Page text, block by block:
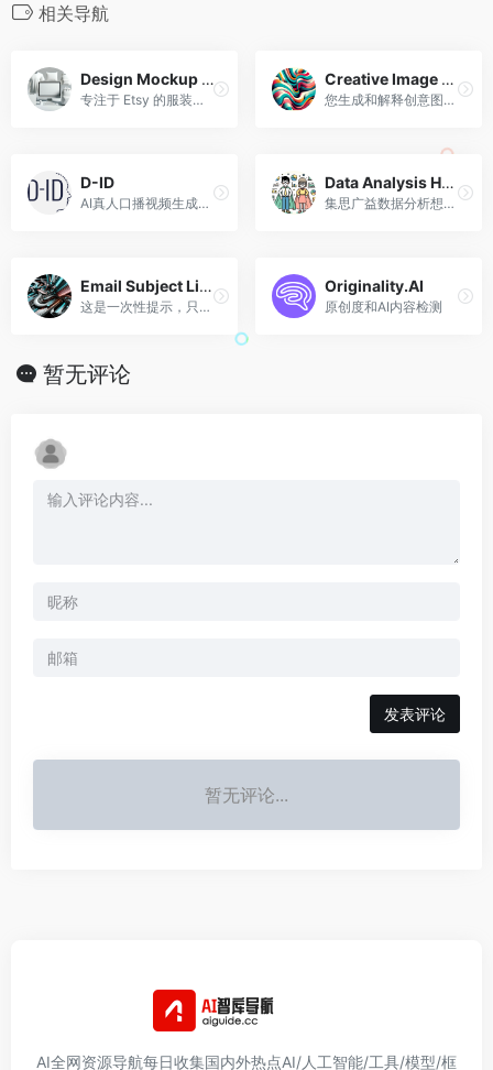
相关导航
Design Mockup Genius
专注于 Etsy 的服装和配饰模型创建者
Creative Image Generator
您生成和解释创意图像的合作伙伴。
D-ID
AI真人口播视频生成工具
Data Analysis Hero
集思广益数据分析想法和技术的好帮手。我还进行完整的数据分析，并让您下载包含图表和主要趋势描述的文件。
Email Subject Line Generator
这是一次性提示，只需提供主题，即可看到神奇之处！
Originality.AI
原创度和AI内容检测
暂无评论
发表评论
暂无评论...
AI全网资源导航每日收集国内外热点AI/人工智能/工具/模型/框